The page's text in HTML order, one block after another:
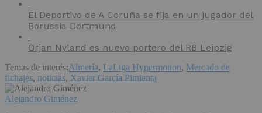
El Deportivo de A Coruña se fija en un jugador del
Borussia Dortmund
Orjan Nyland es nuevo portero del RB Leipzig
Temas de interés:Almería, LaLiga Hypermotion, Mercado de
fichajes, noticias, Xavier García Pimienta
Alejandro Giménez